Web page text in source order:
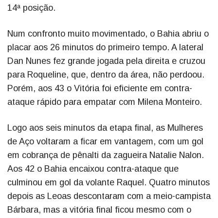
14ª posição.
Num confronto muito movimentado, o Bahia abriu o
placar aos 26 minutos do primeiro tempo. A lateral
Dan Nunes fez grande jogada pela direita e cruzou
para Roqueline, que, dentro da área, não perdoou.
Porém, aos 43 o Vitória foi eficiente em contra-
ataque rápido para empatar com Milena Monteiro.
Logo aos seis minutos da etapa final, as Mulheres
de Aço voltaram a ficar em vantagem, com um gol
em cobrança de pênalti da zagueira Natalie Nalon.
Aos 42 o Bahia encaixou contra-ataque que
culminou em gol da volante Raquel. Quatro minutos
depois as Leoas descontaram com a meio-campista
Bárbara, mas a vitória final ficou mesmo com o